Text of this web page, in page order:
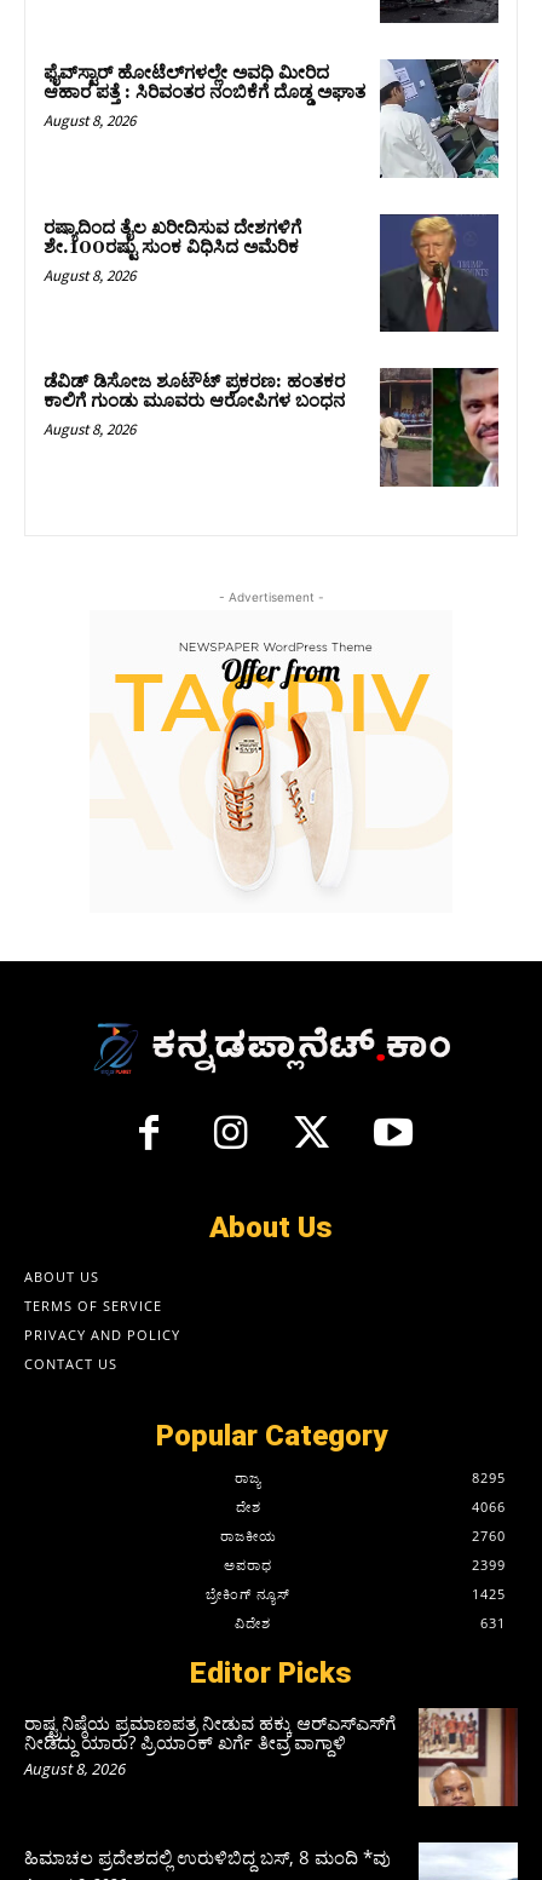
ಫೈವ್‌ಸ್ಟಾರ್ ಹೋಟೆಲ್‌ಗಳಲ್ಲೇ ಅವಧಿ ಮೀರಿದ
ಆಹಾರ ಪತ್ತೆ : ಸಿರಿವಂತರ ನಂಬಿಕೆಗೆ ದೊಡ್ಡ ಅಘಾತ
August 8, 2026
ರಷ್ಯಾದಿಂದ ತೈಲ ಖರೀದಿಸುವ ದೇಶಗಳಿಗೆ
ಶೇ.100ರಷ್ಟು ಸುಂಕ ವಿಧಿಸಿದ ಅಮೆರಿಕ
August 8, 2026
ಡೆವಿಡ್ ಡಿಸೋಜ ಶೂಟೌಟ್ ಪ್ರಕರಣ: ಹಂತಕರ
ಕಾಲಿಗೆ ಗುಂಡು ಮೂವರು ಆರೋಪಿಗಳ ಬಂಧನ
August 8, 2026
- Advertisement -
About Us
ABOUT US
TERMS OF SERVICE
PRIVACY AND POLICY
CONTACT US
Popular Category
ರಾಜ್ಯ
8295
ದೇಶ
4066
ರಾಜಕೀಯ
2760
ಅಪರಾಧ
2399
ಬ್ರೇಕಿಂಗ್ ನ್ಯೂಸ್
1425
ವಿದೇಶ
631
Editor Picks
ರಾಷ್ಟ್ರನಿಷ್ಠೆಯ ಪ್ರಮಾಣಪತ್ರ ನೀಡುವ ಹಕ್ಕು ಆರ್‌ಎಸ್‌ಎಸ್‌ಗೆ
ನೀಡಿದ್ದು ಯಾರು? ಪ್ರಿಯಾಂಕ್ ಖರ್ಗೆ ತೀವ್ರ ವಾಗ್ದಾಳಿ
August 8, 2026
ಹಿಮಾಚಲ ಪ್ರದೇಶದಲ್ಲಿ ಉರುಳಿಬಿದ್ದ ಬಸ್‌, 8 ಮಂದಿ *ವು